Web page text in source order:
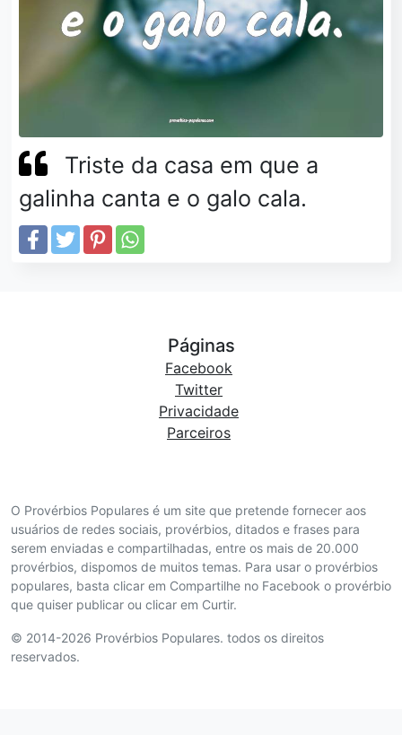
Triste da casa em que a
galinha canta e o galo cala.
O Provérbios Populares é um site que pretende fornecer aos
usuários de redes sociais, provérbios, ditados e frases para
serem enviadas e compartilhadas, entre os mais de 20.000
provérbios, dispomos de muitos temas. Para usar o provérbios
populares, basta clicar em Compartilhe no Facebook o provérbio
que quiser publicar ou clicar em Curtir.
© 2014-2026 Provérbios Populares. todos os direitos
reservados.
Páginas
Facebook
Twitter
Privacidade
Parceiros